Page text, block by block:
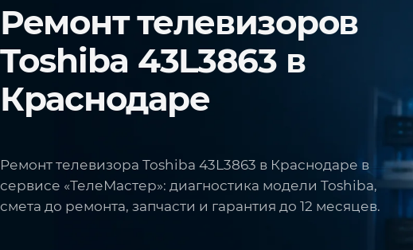
Ремонт телевизоров
Toshiba 43L3863 в
Краснодаре
Ремонт телевизора Toshiba 43L3863 в Краснодаре в
сервисе «ТелеМастер»: диагностика модели Toshiba,
смета до ремонта, запчасти и гарантия до 12 месяцев.